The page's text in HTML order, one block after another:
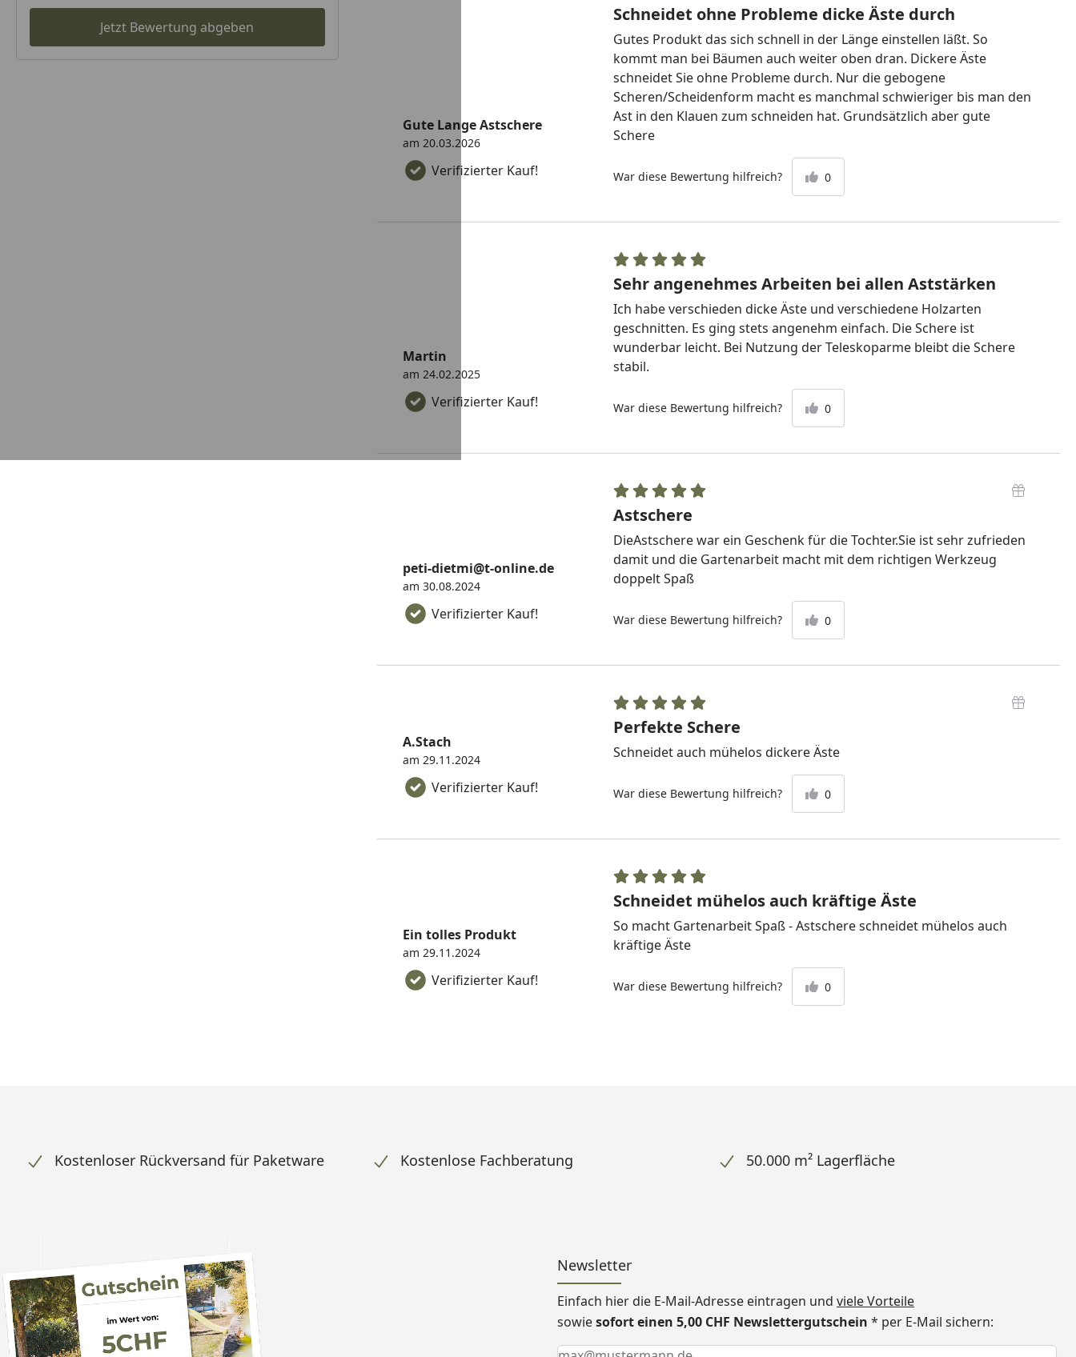
Jetzt Bewertung abgeben
Verifizierter Kauf!
Gute Lange Astschere
am 20.03.2026
Schneidet ohne Probleme dicke Äste durch
Gutes Produkt das sich schnell in der Länge einstellen läßt. So
kommt man bei Bäumen auch weiter oben dran. Dickere Äste
schneidet Sie ohne Probleme durch. Nur die gebogene
Scheren/Scheidenform macht es manchmal schwieriger bis man den
Ast in den Klauen zum schneiden hat. Grundsätzlich aber gute
Schere
War diese Bewertung hilfreich? 0
Verifizierter Kauf!
Martin
am 24.02.2025
Sehr angenehmes Arbeiten bei allen Aststärken
Ich habe verschieden dicke Äste und verschiedene Holzarten
geschnitten. Es ging stets angenehm einfach. Die Schere ist
wunderbar leicht. Bei Nutzung der Teleskoparme bleibt die Schere
stabil.
War diese Bewertung hilfreich? 0
Verifizierter Kauf!
peti-dietmi@t-online.de
am 30.08.2024
Astschere
DieAstschere war ein Geschenk für die Tochter.Sie ist sehr zufrieden
damit und die Gartenarbeit macht mit dem richtigen Werkzeug
doppelt Spaß
War diese Bewertung hilfreich? 0
Verifizierter Kauf!
A.Stach
am 29.11.2024
Perfekte Schere
Schneidet auch mühelos dickere Äste
War diese Bewertung hilfreich? 0
Verifizierter Kauf!
Ein tolles Produkt
am 29.11.2024
Schneidet mühelos auch kräftige Äste
So macht Gartenarbeit Spaß - Astschere schneidet mühelos auch
kräftige Äste
War diese Bewertung hilfreich? 0
Kostenloser Rückversand für Paketware Kostenlose Fachberatung 50.000 m² Lagerfläche
Newsletter
Einfach hier die E-Mail-Adresse eintragen und viele Vorteile
sowiesofort einen 5,00 CHF Newslettergutschein * per E-Mail sichern:
Keine Eingabe erforderlich
Eingabe erforderlich
E-Mail *